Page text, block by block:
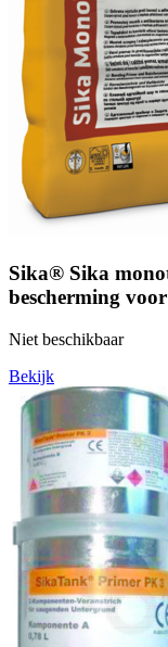
Sika® Sika
bescherming
Niet beschikbaar
Bekijk